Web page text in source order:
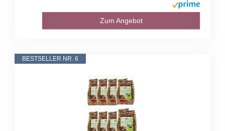
Zum Angebot
BESTSELLER NR. 6